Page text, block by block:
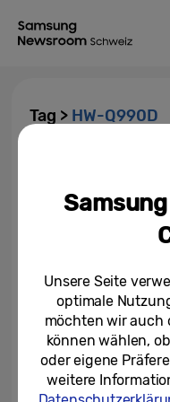
Tag > HW-Q990D
Unsere Seite
optimale
möchten wir auch
können wählen,
oder eigene
weitere